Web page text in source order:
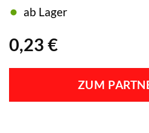
0,23 €
ab Lager
ZUM